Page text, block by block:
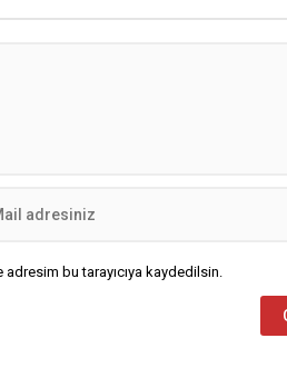
bu tarayıcıya kaydedilsin.